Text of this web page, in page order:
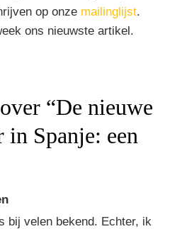
op onze mailinglijst.
ons nieuwste artikel.
“De nieuwe
Spanje: een
bij velen bekend. Echter, ik